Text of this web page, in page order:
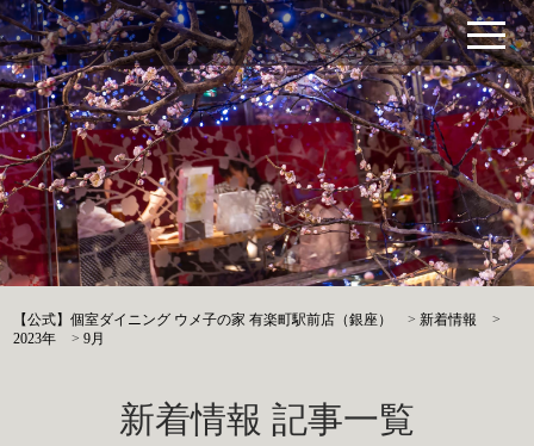
【公式】個室ダイニング ウメ子の家 有楽町駅前店（銀座） >新着情報
>
2023年
>9月
新着情報 記事一覧